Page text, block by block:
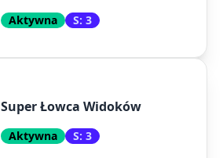
Aktywna S: 3
Super Łowca Widoków
Aktywna S: 3